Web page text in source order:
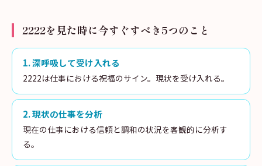
2222を見た時に今すぐすべき5つのこと
1.深呼吸して受け入れる
2222は仕事における祝福のサイン。現状を受け入れる。
2.現状の仕事を分析
現在の仕事における信頼と調和の状況を客観的に分析す
る。